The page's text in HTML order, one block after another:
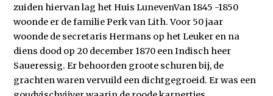
zuiden hiervan lag het Huis LunevenVan 1845 -1850
woonde er de familie Perk van Lith. Voor 50 jaar
woonde de secretaris Hermans op het Leuker en na
diens dood op 20 december 1870 een Indisch heer
Saueressig. Er behoorden groote schuren bij, de
grachten waren vervuild een dichtgegroeid. Er was een